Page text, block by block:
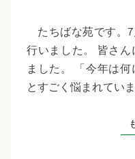
たちばな苑です。
行いました。 皆さ
ました。 「今年は何
とすごく悩まれてい